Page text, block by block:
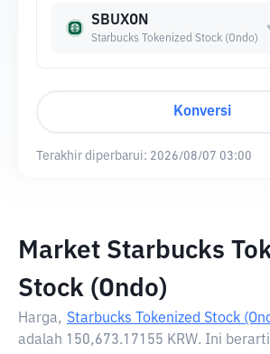
SBUXON
Starbucks Tokenized Stock (Ondo)
Konversi
Terakhir diperbarui: 2026/08/07 03:00
Market Starbucks
Stock (Ondo)
Harga, Starbucks Tokenized Stock
adalah 150,673.17155 KRW. Ini